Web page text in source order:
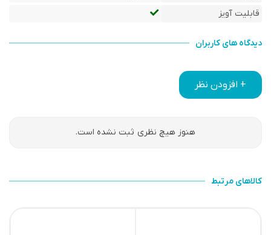
قابلیت آویز
دیدگاه های کاربران
+ افزودن نظر
هنوز هیچ نظری ثبت نشده است.
کالاهای مرتبط